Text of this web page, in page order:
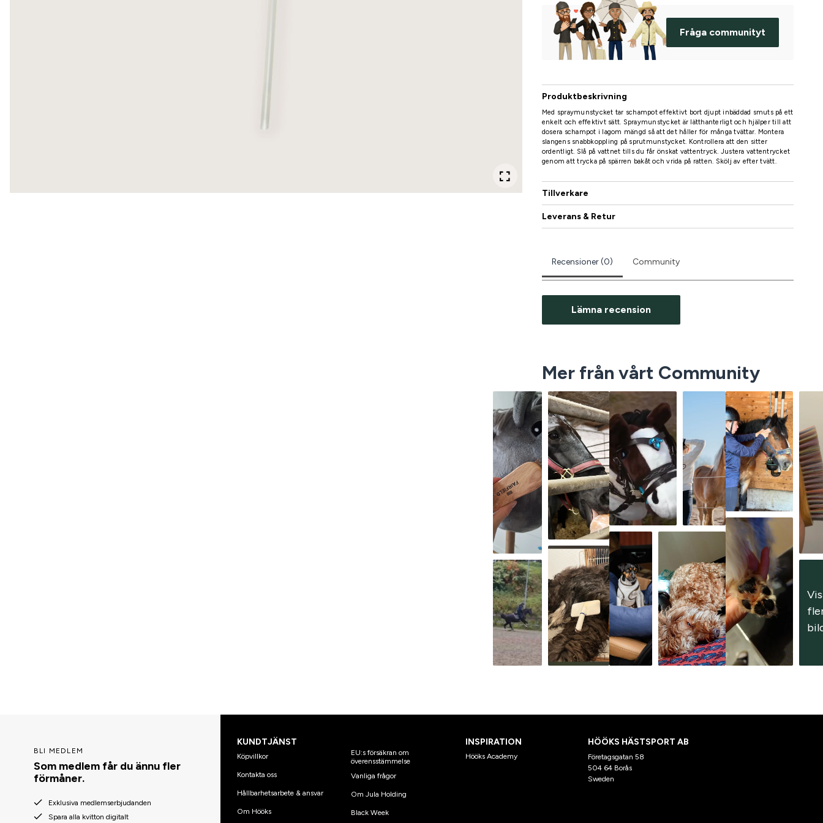
Fråga communityt
Produktbeskrivning
Med spraymunstycket tar schampot effektivt bort djupt inbäddad smuts på ett
enkelt och effektivt sätt. Spraymunstycket är lätthanterligt och hjälper till att
dosera schampot i lagom mängd så att det håller för många tvättar. Montera
slangens snabbkoppling på sprutmunstycket. Kontrollera att den sitter
ordentligt. Slå på vattnet tills du får önskat vattentryck. Justera vattentrycket
genom att trycka på spärren bakåt och vrida på ratten. Skölj av efter tvätt.
Tillverkare
Leverans & Retur
Recensioner (0) Community
Lämna recension
Mer från vårt Community
BLI MEDLEM
Som medlem får du ännu fler
förmåner.
Exklusiva medlemserbjudanden
Spara alla kvitton digitalt
KUNDTJÄNST
Köpvillkor
Kontakta oss
Hållbarhetsarbete & ansvar
Om Hööks
EU:s försäkran om
överensstämmelse
Vanliga frågor
Om Jula Holding
Black Week
INSPIRATION
Hööks Academy
HÖÖKS HÄSTSPORT AB
Företagsgatan 58
504 64 Borås
Sweden